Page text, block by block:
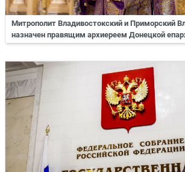
Митрополит Владивостокский и Приморский
назначен правящим архиереем Донецкой